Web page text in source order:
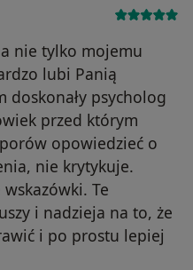
nie tylko mojemu
lubi Panią
doskonały psycholog
przed którym
opowiedzieć o
nie krytykuje.
Te
i nadzieja na to, że
i po prostu lepiej